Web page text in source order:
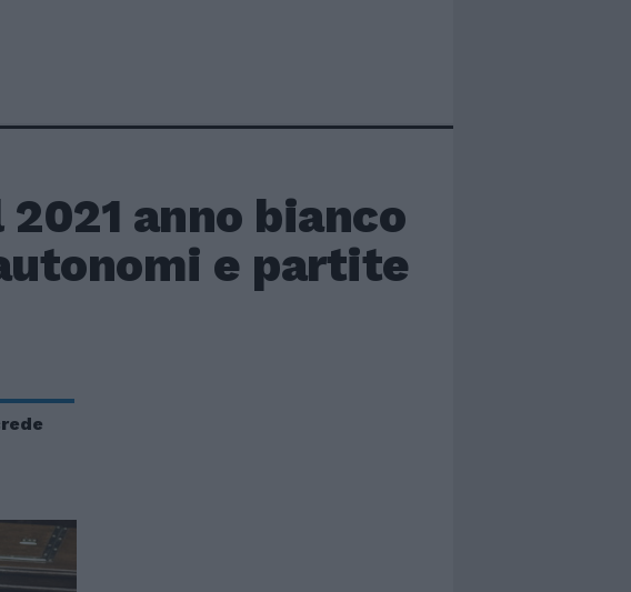
anno bianco
e partite